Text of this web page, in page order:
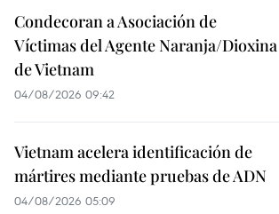
Condecoran a Asociación de
Víctimas del Agente Naranja/Dioxina
de Vietnam
04/08/2026 09:42
Vietnam acelera identificación de
mártires mediante pruebas de ADN
04/08/2026 05:09